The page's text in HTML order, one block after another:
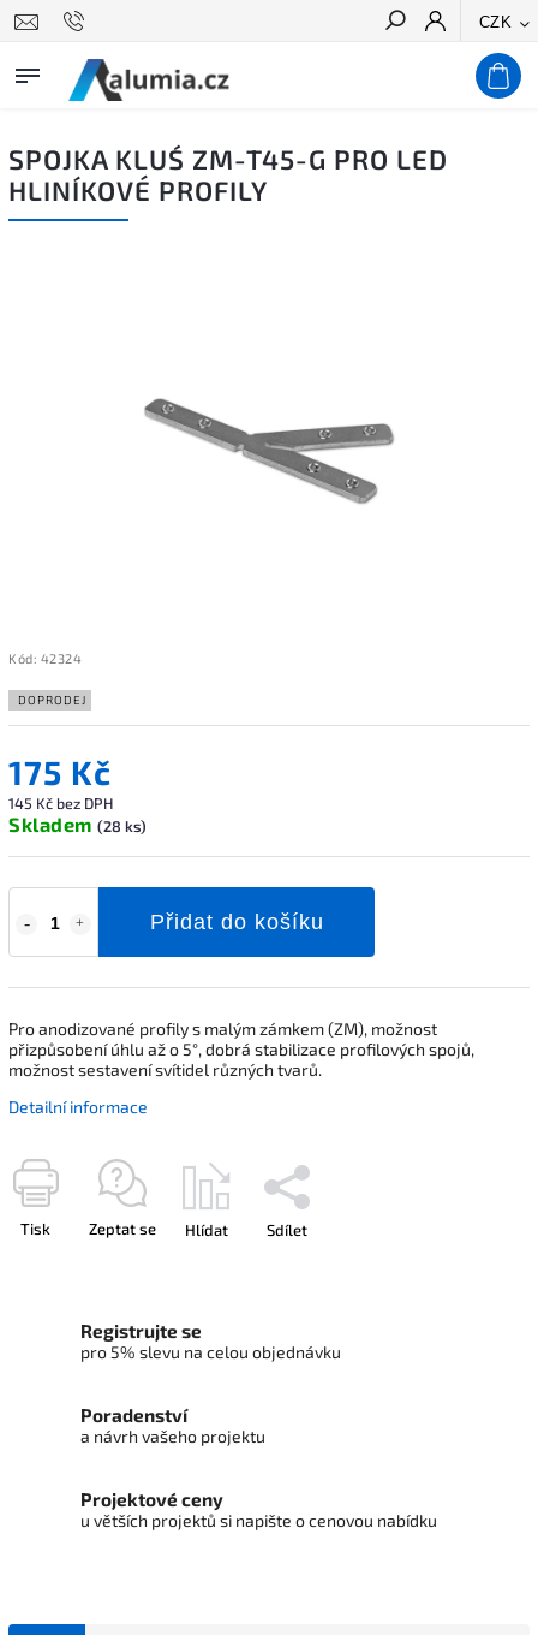
CZK
Hledat
SPOJKA KLUŚ ZM-T45-G PRO LED
HLINÍKOVÉ PROFILY
Kód: 42324
DOPRODEJ
175 Kč
145 Kč bez DPH
Skladem (28 ks)
Přidat do košíku
Pro anodizované profily s malým zámkem (ZM), možnost
přizpůsobení úhlu až o 5°, dobrá stabilizace profilových spojů,
možnost sestavení svítidel různých tvarů.
Detailní informace
Tisk Zeptat se Hlídat Sdílet
Registrujte se
pro 5% slevu na celou objednávku
Poradenství
a návrh vašeho projektu
Projektové ceny
u větších projektů si napište o cenovou nabídku